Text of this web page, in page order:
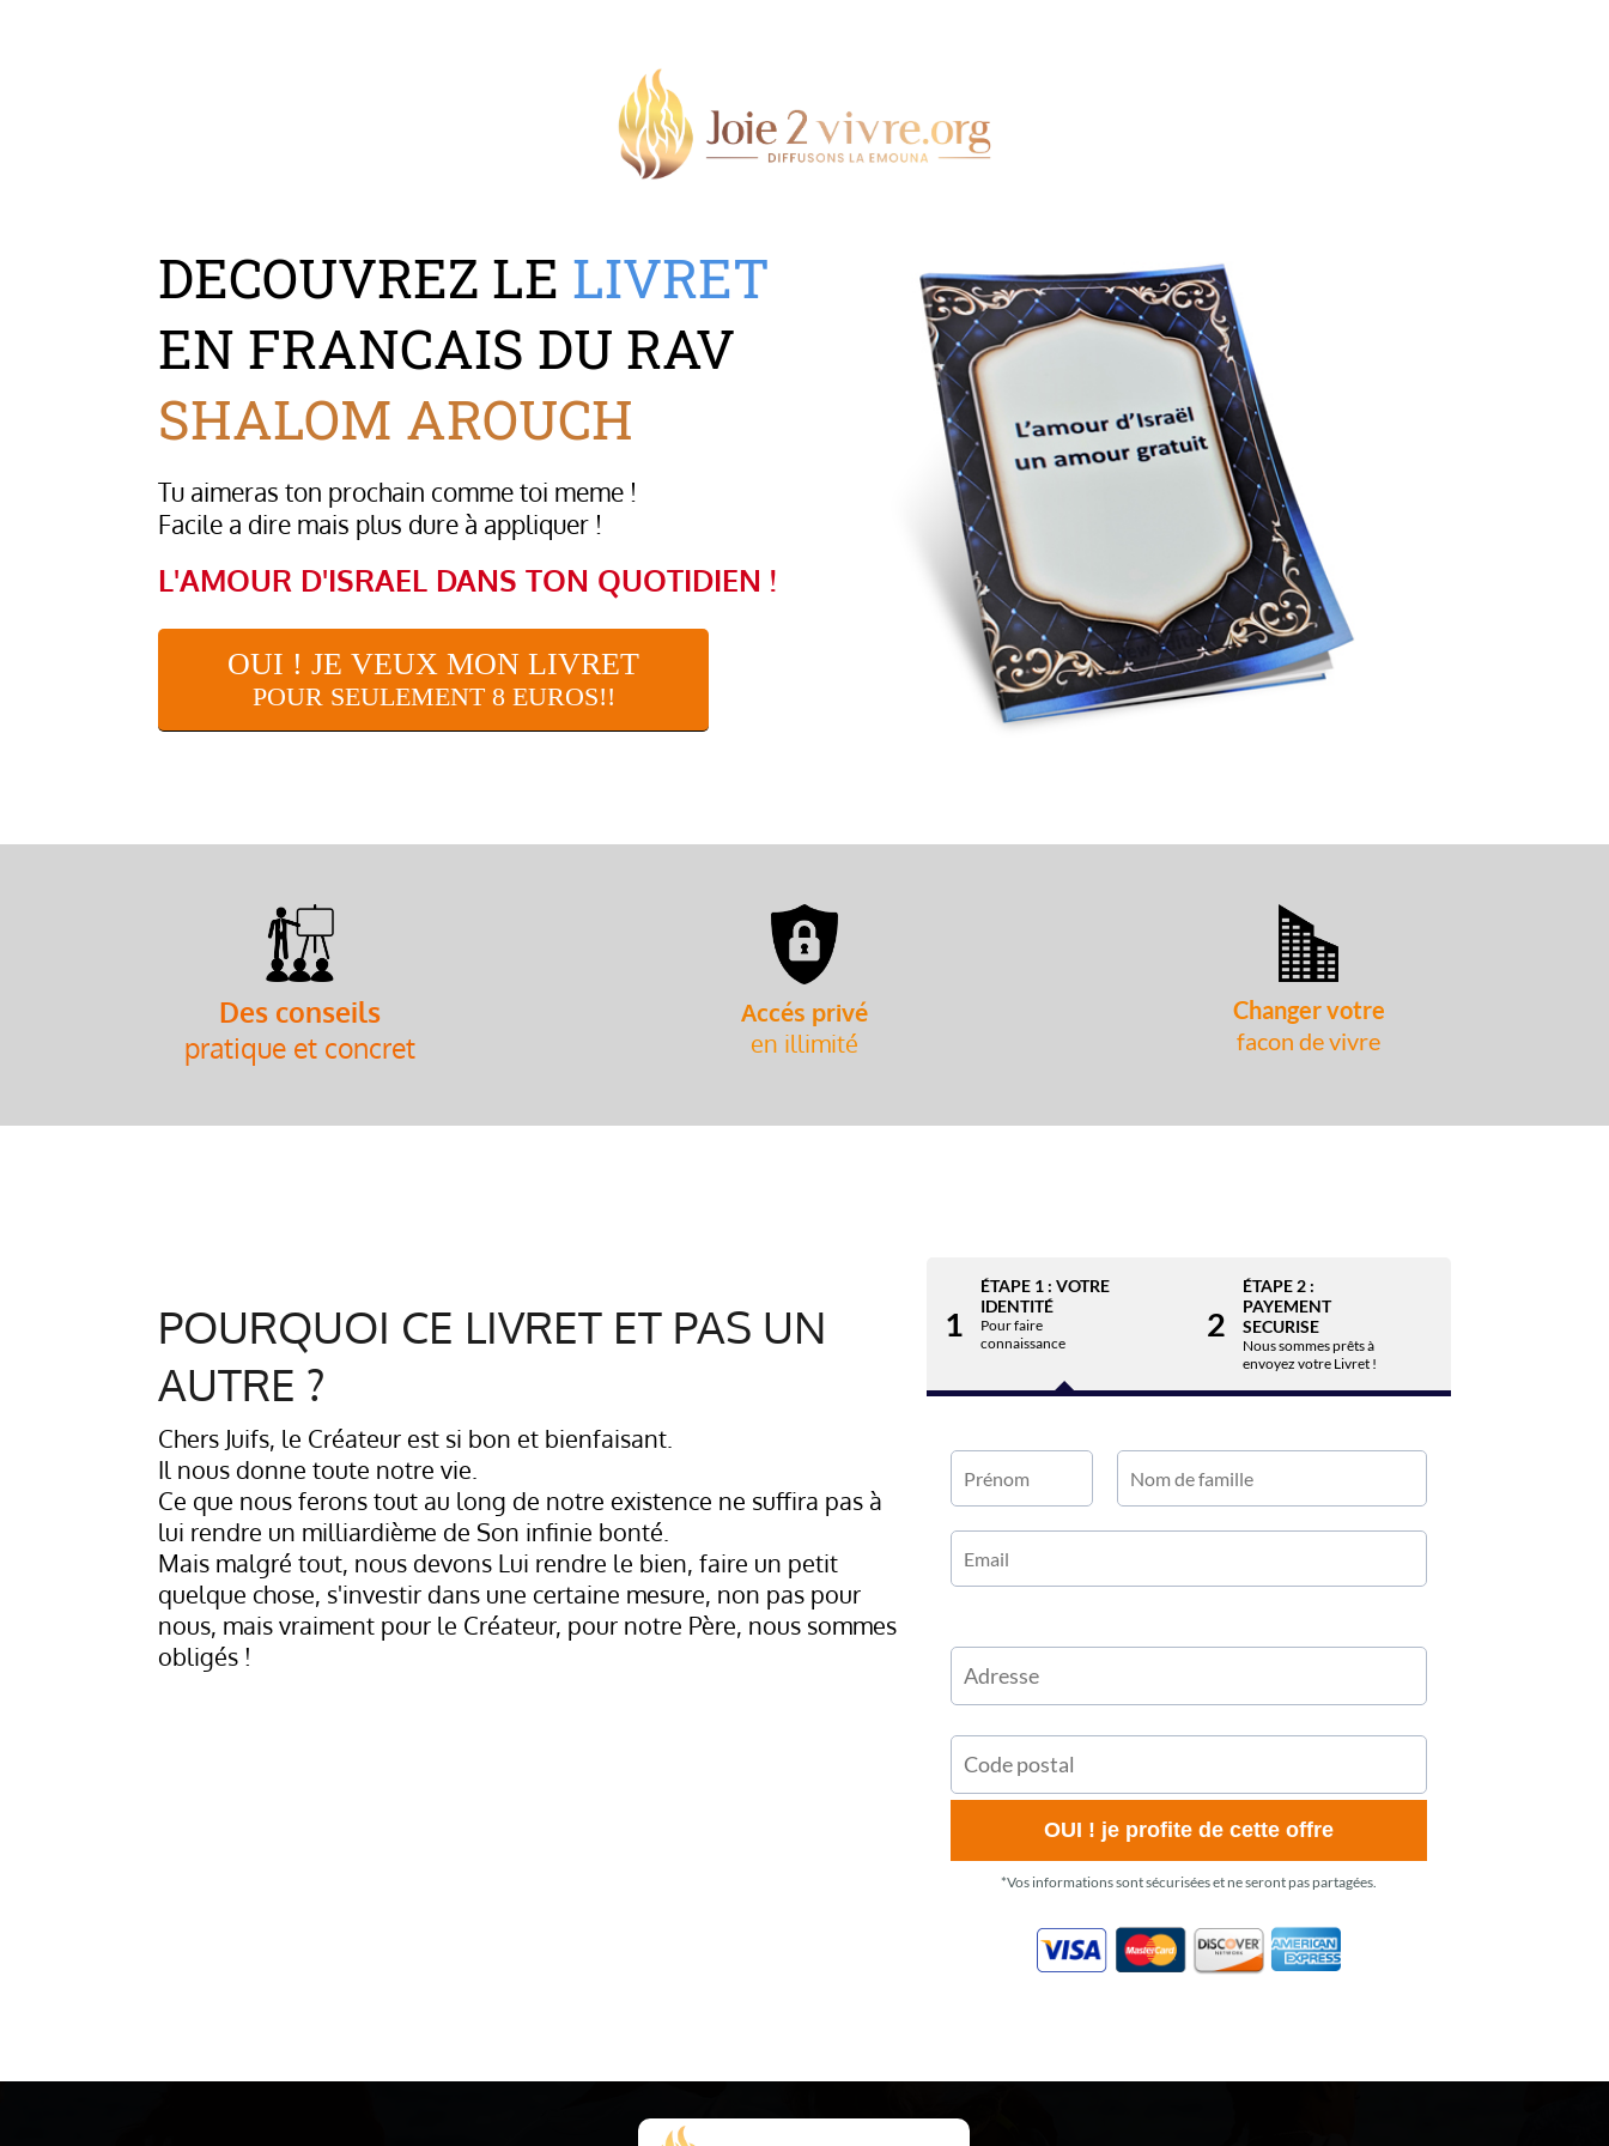
DECOUVREZ LE LIVRET
EN FRANCAIS DU RAV
SHALOM AROUCH
Tu aimeras ton prochain comme toi meme !
Facile a dire mais plus dure à appliquer !
L'AMOUR D'ISRAEL DANS TON QUOTIDIEN !
OUI ! JE VEUX MON LIVRET
POUR SEULEMENT 8 EUROS!!
Des conseils
pratique et concret
Accés privé
en illimité
Changer votre
facon de vivre
POURQUOI CE LIVRET ET PAS UN
AUTRE ?
Chers Juifs, le Créateur est si bon et bienfaisant.
Il nous donne toute notre vie.
Ce que nous ferons tout au long de notre existence ne suffira pas à
lui rendre un milliardième de Son infinie bonté.
Mais malgré tout, nous devons Lui rendre le bien, faire un petit
quelque chose, s'investir dans une certaine mesure, non pas pour
nous, mais vraiment pour le Créateur, pour notre Père, nous sommes
obligés !
1
ÉTAPE 1 : VOTRE
IDENTITÉ
Pour faire
connaissance
2
ÉTAPE 2 :
PAYEMENT
SECURISE
Nous sommes prêts à
envoyez votre Livret !
OUI ! je profite de cette offre
*Vos informations sont sécurisées et ne seront pas partagées.